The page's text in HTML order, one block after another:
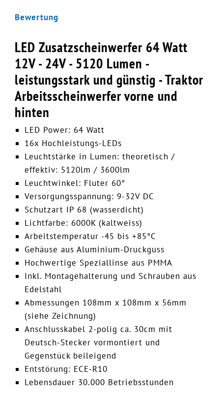
Bewertung
LED Zusatzscheinwerfer 64 Watt
12V - 24V - 5120 Lumen -
leistungsstark und günstig - Traktor
Arbeitsscheinwerfer vorne und
hinten
LED Power: 64 Watt
16x Hochleistungs-LEDs
Leuchtstärke in Lumen: theoretisch /
effektiv: 5120lm / 3600lm
Leuchtwinkel: Fluter 60°
Versorgungsspannung: 9-32V DC
Schutzart IP 68 (wasserdicht)
Lichtfarbe: 6000K (kaltweiss)
Arbeitstemperatur -45 bis +85°C
Gehäuse aus Aluminium-Druckguss
Hochwertige Speziallinse aus PMMA
Inkl. Montagehalterung und Schrauben aus
Edelstahl
Abmessungen 108mm x 108mm x 56mm
(siehe Zeichnung)
Anschlusskabel 2-polig ca. 30cm mit
Deutsch-Stecker vormontiert und
Gegenstück beileigend
Entstörung: ECE-R10
Lebensdauer 30.000 Betriebsstunden